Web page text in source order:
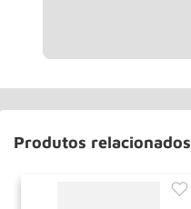
Produtos relacionados